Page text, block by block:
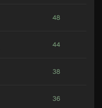
48
44
38
36